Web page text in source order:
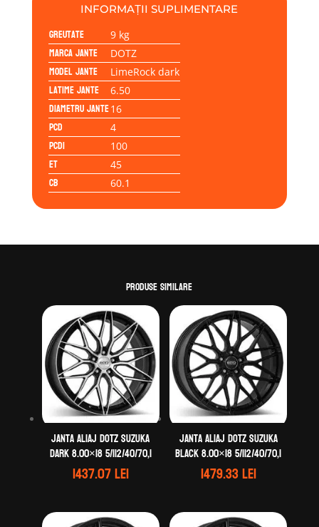
INFORMAȚII SUPLIMENTARE
Greutate 9 kg
Marca jante DOTZ
Model jante LimeRock dark
Latime jante 6.50
Diametru jante16
PCD 4
PCD1 100
ET 45
CB 60.1
Produse similare
Janta aliaj DOTZ Suzuka
dark 8.00×18 5/112/40/70,1
1437.07lei
Janta aliaj DOTZ Suzuka
black 8.00×18 5/112/40/70,1
1479.33lei